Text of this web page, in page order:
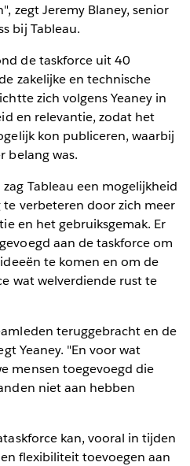
zegt Jeremy Blaney, senior
bij Tableau.
de taskforce uit 40
zakelijke en technische
zich volgens Yeaney in
en relevantie, zodat het
kon publiceren, waarbij
belang was.
Tableau een mogelijkheid
verbeteren door zich meer
en het gebruiksgemak. Er
aan de taskforce om
te komen en om de
wat welverdiende rust te
teruggebracht en de
Yeaney. "En voor wat
mensen toegevoegd die
niet aan hebben
kan, vooral in tijden
flexibiliteit toevoegen aan